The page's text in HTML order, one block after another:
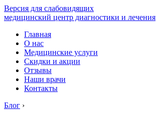
Версия для слабовидящих
медицинский центр диагностики и лечения
Главная
О нас
Медицинские услуги
Скидки и акции
Отзывы
Наши врачи
Контакты
Блог ›